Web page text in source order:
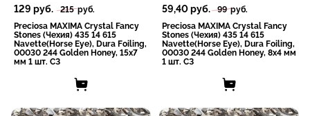
129 руб. 215руб.
Preciosa MAXIMA Crystal Fancy
Stones (Чехия) 435 14 615
Navette(Horse Eye), Dura Foiling,
00030 244 Golden Honey, 15x7
мм 1 шт. СЗ
59,40руб. 99руб.
Preciosa MAXIMA Crystal Fancy
Stones (Чехия) 435 14 615
Navette(Horse Eye), Dura Foiling,
00030 244 Golden Honey, 8x4 мм
1 шт. СЗ